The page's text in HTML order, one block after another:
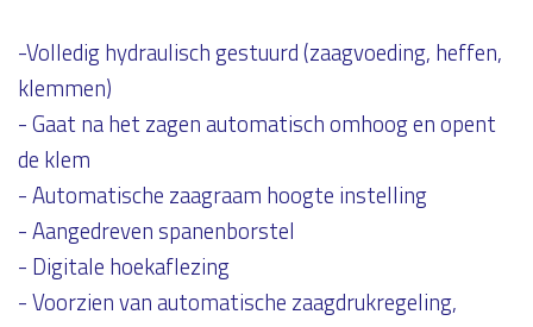
-Volledig hydraulisch gestuurd (zaagvoeding, heffen,
klemmen)
- Gaat na het zagen automatisch omhoog en opent
de klem
- Automatische zaagraam hoogte instelling
- Aangedreven spanenborstel
- Digitale hoekaflezing
- Voorzien van automatische zaagdrukregeling,